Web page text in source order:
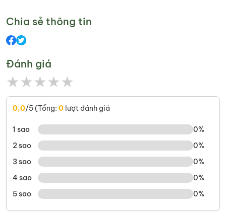
Chia sẻ thông tin
Đánh giá
★★★★★
0,0/5 (Tổng: 0 lượt đánh giá
1 sao
0%
2 sao
0%
3 sao
0%
4 sao
0%
5 sao
0%